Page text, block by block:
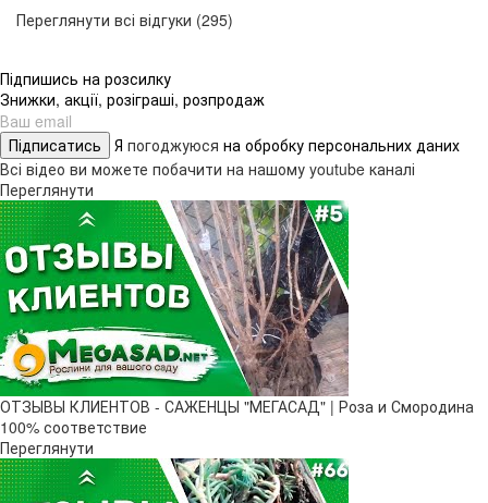
Переглянути всі відгуки (295)
Підпишись на розсилку
Знижки, акції, розіграші, розпродаж
Підписатись Я погоджуюся на обробку персональних даних
Всі відео ви можете побачити на нашому youtube каналі
Переглянути
ОТЗЫВЫ КЛИЕНТОВ - САЖЕНЦЫ "МЕГАСАД" | Роза и Смородина
100% соответствие
Переглянути